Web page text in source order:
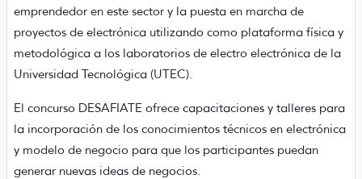
emprendedor en este sector y la puesta en marcha de
proyectos de electrónica utilizando como plataforma física y
metodológica a los laboratorios de electro electrónica de la
Universidad Tecnológica (UTEC).
El concurso DESAFIATE ofrece capacitaciones y talleres para
la incorporación de los conocimientos técnicos en electrónica
y modelo de negocio para que los participantes puedan
generar nuevas ideas de negocios.